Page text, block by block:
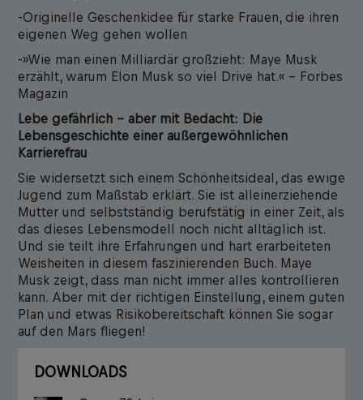
-Originelle Geschenkidee für starke Frauen, die ihren
eigenen Weg gehen wollen
-»Wie man einen Milliardär großzieht: Maye Musk
erzählt, warum Elon Musk so viel Drive hat.« – Forbes
Magazin
Lebe gefährlich – aber mit Bedacht: Die
Lebensgeschichte einer außergewöhnlichen
Karrierefrau
Sie widersetzt sich einem Schönheitsideal, das ewige
Jugend zum Maßstab erklärt. Sie ist alleinerziehende
Mutter und selbstständig berufstätig in einer Zeit, als
das dieses Lebensmodell noch nicht alltäglich ist.
Und sie teilt ihre Erfahrungen und hart erarbeiteten
Weisheiten in diesem faszinierenden Buch. Maye
Musk zeigt, dass man nicht immer alles kontrollieren
kann. Aber mit der richtigen Einstellung, einem guten
Plan und etwas Risikobereitschaft können Sie sogar
auf den Mars fliegen!
DOWNLOADS